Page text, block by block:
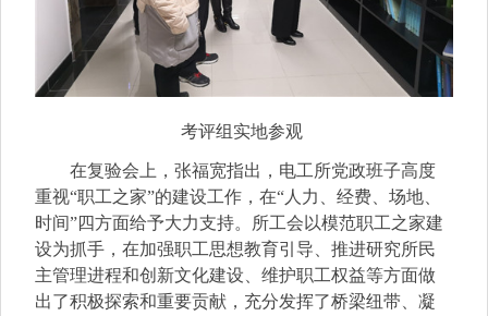
考评组实地参观
在复验会上，张福宽指出，电工所党政班子高度
重视“职工之家”的建设工作，在“人力、经费、场地、
时间”四方面给予大力支持。所工会以模范职工之家建
设为抓手，在加强职工思想教育引导、推进研究所民
主管理进程和创新文化建设、维护职工权益等方面做
出了积极探索和重要贡献，充分发挥了桥梁纽带、凝